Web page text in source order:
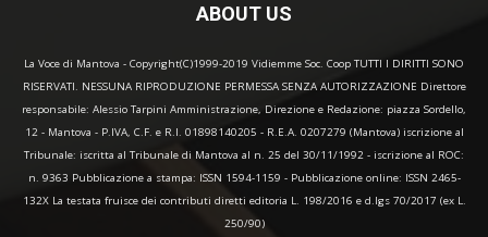
ABOUT US
La Voce di Mantova - Copyright(C)1999-2019 Vidiemme Soc. Coop TUTTI I DIRITTI SONO
RISERVATI. NESSUNA RIPRODUZIONE PERMESSA SENZA AUTORIZZAZIONE Direttore
responsabile: Alessio Tarpini Amministrazione, Direzione e Redazione: piazza Sordello,
12 - Mantova - P.IVA, C.F. e R.I. 01898140205 - R.E.A. 0207279 (Mantova) iscrizione al
Tribunale: iscritta al Tribunale di Mantova al n. 25 del 30/11/1992 - iscrizione al ROC:
n. 9363 Pubblicazione a stampa: ISSN 1594-1159 - Pubblicazione online: ISSN 2465-
132X La testata fruisce dei contributi diretti editoria L. 198/2016 e d.lgs 70/2017 (ex L.
250/90)